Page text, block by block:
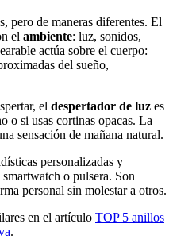
pero de maneras diferentes. El
el ambiente: luz, sonidos,
actúa sobre el cuerpo:
del sueño,
el despertador de luz es
o si usas cortinas opacas. La
sensación de mañana natural.
personalizadas y
o pulsera. Son
personal sin molestar a otros.
en el artículo TOP 5 anillos
.